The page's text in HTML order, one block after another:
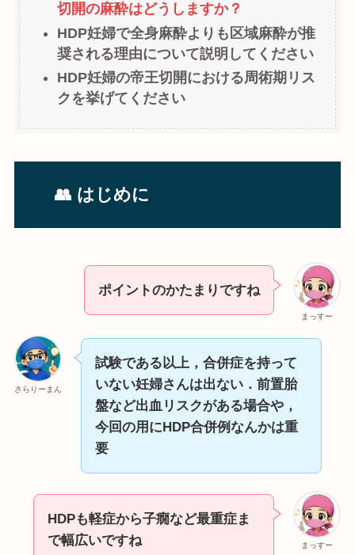
切開の麻酔はどうしますか？
HDP妊婦で全身麻酔よりも区域麻酔が推
奨される理由について説明してください
HDP妊婦の帝王切開における周術期リス
クを挙げてください
👥 はじめに
まっすー
ポイントのかたまりですね
さらりーまん
試験である以上，合併症を持って
いない妊婦さんは出ない．前置胎
盤など出血リスクがある場合や，
今回の用にHDP合併例なんかは重
要
まっすー
HDPも軽症から子癇など最重症ま
で幅広いですね